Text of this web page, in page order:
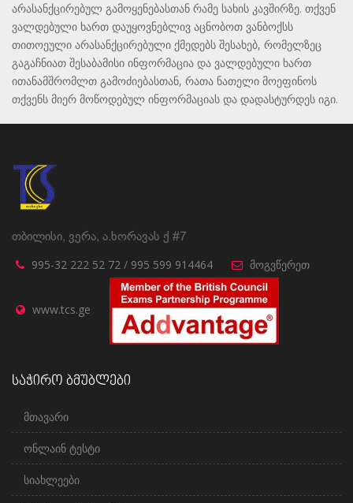
არასანქცირებულ გამოყენებასთან რამე სახის კავშირზე. თქვენ
ვალდებული ხართ დაუყოვნებლივ აცნობოთ ვანბოქსს
თითოეული არასანქცირებული ქმედებს შესახებ, რომელზეც
გაგაჩნიათ შესაბამისი ინფორმაცია და ვალდებული ხართ
ითანამშრომლთ გამოძიებასთან, რათა ნათელი მოეფინოს
თქვენს მიერ მოწოდებულ ინფორმაციას და დადასტურდეს იგი.
თბილისი, ვერა, ა.ხორავას ქ #7
995-32 222 52 72 / 995 599 914464 მოგვწერეთ
www.tcs.ge
საჭირო ბმუბლები
მთავარი
ონლაინ ტესტი
სიახლეები